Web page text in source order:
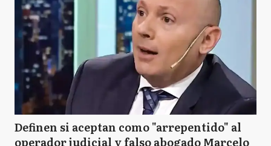
Definen si aceptan como "arrepentido" al
operador judicial y falso abogado Marcelo